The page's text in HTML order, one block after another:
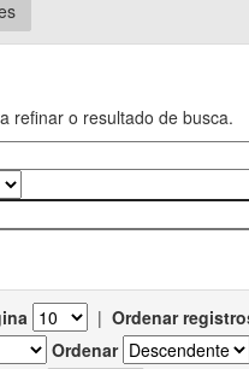
refinar o resultado de busca.
| Ordenar
Ordenar